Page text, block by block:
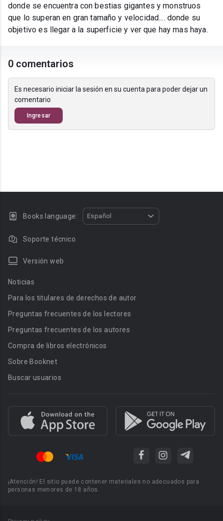
donde se encuentra con bestias gigantes y monstruos
que lo superan en gran tamaño y velocidad.... donde su
objetivo es llegar a la superficie y ver que hay mas haya.
0 comentarios
Es necesario iniciar la sesión en su cuenta para poder dejar un
comentario
Ingresar
Books language: Español
Soporte técnico
Versión web
Noticias
Para los titulares de derechos de autor
Preguntas frecuentes de los lectores
Preguntas frecuentes de los autores
Compra de libros electrónicos
Sobre Booknet
Buscar usuarios
¡Atención! El sitio puede contener materiales no adecuados para
personas menores de 18 años.